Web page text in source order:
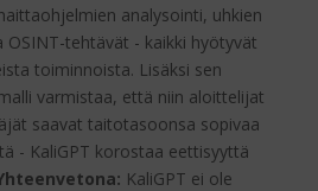
analysointi, uhkien
OSINT-tehtävät - kaikki hyötyvät
toiminnoista. Lisäksi sen
varmistaa, että niin aloittelijat
saavat taitotasoonsa sopivaa
- KaliGPT korostaa eettisyyttä
KaliGPT ei ole